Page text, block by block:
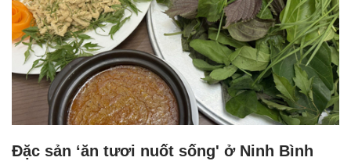
Đặc sản ‘ăn tươi nuốt sống' ở Ninh Bình